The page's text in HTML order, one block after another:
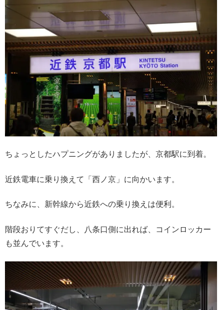
ちょっとしたハプニングがありましたが、京都駅に到着。
近鉄電車に乗り換えて「西ノ京」に向かいます。
ちなみに、新幹線から近鉄への乗り換えは便利。
階段おりてすぐだし、八条口側に出れば、コインロッカー
も並んでいます。